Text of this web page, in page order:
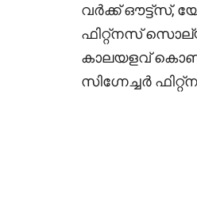
വർക്ക് ഔട്ട്സ്,
ഫിറ്റ്നസ്
കാലയളവ്
സിഗ്നേച്ചർ